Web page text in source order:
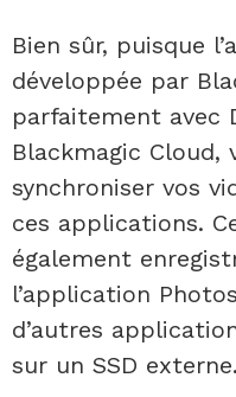
Bien sûr, puisque
développée par
parfaitement avec
Blackmagic
synchroniser vos
ces applications.
également
l’application
d’autres
sur un SSD externe.